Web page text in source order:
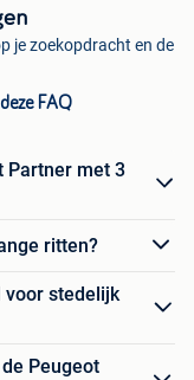
je zoekopdracht en de
FAQ
Partner met 3
ritten?
voor stedelijk
Peugeot